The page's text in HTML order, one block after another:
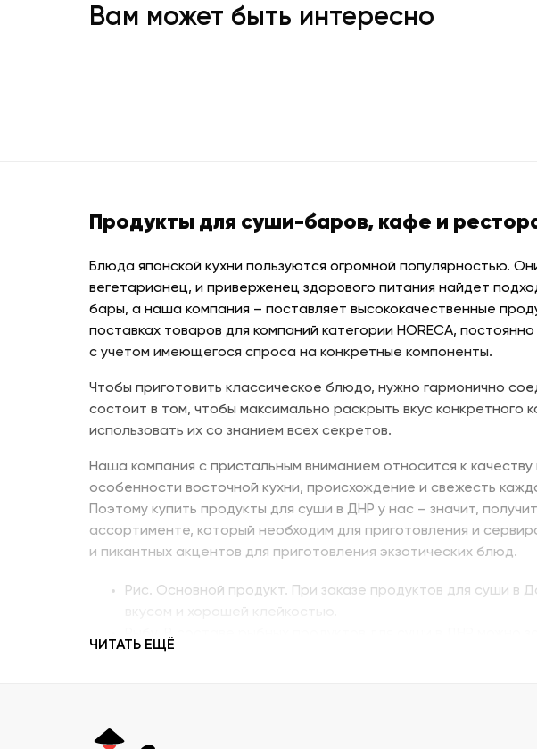
Вам может быть интересно
Продукты для суши-баров, кафе и
Блюда японской кухни пользуются огромной популярностью.
вегетарианец, и приверженец здорового питания найдет
бары, а наша компания – поставляет высококачественные
поставках товаров для компаний категории HORECA,
с учетом имеющегося спроса на конкретные компоненты.
Чтобы приготовить классическое блюдо, нужно гармонично
состоит в том, чтобы максимально раскрыть вкус конкретного
использовать их со знанием всех секретов.
Наша компания с пристальным вниманием относится к
особенности восточной кухни, происхождение и свежесть
Поэтому купить продукты для суши в ДНР у нас – значит,
ассортименте, который необходим для приготовления и
и пикантных акцентов для приготовления экзотических блюд.
Рис. Основной продукт. При заказе продуктов для суши
Рыбу. В составе рыбных продуктов для суши в ДНР можно
напоминающий сладкое мясо угря, окунь изумидай –
ЧИТАТЬ ЕЩЁ